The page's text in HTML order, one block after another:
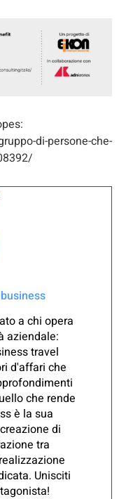
di-persone-che-
a chi opera
aziendale:
travel
d'affari che
che rende
è la sua
di
tra
Unisciti